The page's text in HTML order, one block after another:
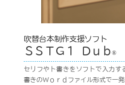
吹替台本制作支援ソフト
ＳＳＴＧ１ Ｄｕｂ®
セリフやト書きをソフトで入力す
書きのＷｏｒｄファイル形式で一発